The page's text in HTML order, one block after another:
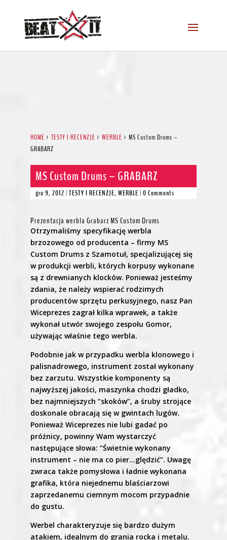
HOME > TESTY I RECENZJE > WERBLE > MS Custom Drums –
GRABARZ
MS Custom Drums – GRABARZ
gru 9, 2012 | TESTY I RECENZJE, WERBLE | 0 Comments
Prezentacja werbla Grabarz MS Custom Drums
Otrzymaliśmy specyfikację werbla
brzozowego od producenta – firmy MS
Custom Drums z Szamotuł, specjalizującej się
w produkcji werbli, których korpusy wykonane
są z drewnianych klocków. Ponieważ jesteśmy
zdania, że należy wspierać rodzimych
producentów sprzętu perkusyjnego, nasz Pan
Wiceprezes zagrał kilka wprawek, a także
wykonał utwór swojego zespołu Gomor,
używając właśnie tego werbla.
Podobnie jak w przypadku werbla klonowego i
palisnadrowego, instrument został wykonany
bez zarzutu. Wszystkie komponenty są
najwyższej jakości, maszynka chodzi gładko,
bez najmniejszych “skoków”, a śruby strojące
doskonale obracają się w gwintach lugów.
Ponieważ Wiceprezes nie lubi gadać po
próżnicy, powinny Wam wystarczyć
następujące słowa: “Świetnie wykonany
instrument – nie ma co pier…ględzić”. Uwagę
zwraca także pomysłowa i ładnie wykonana
grafika, która niejednemu blaściarzowi
zaprzedanemu ciemnym mocom przypadnie
do gustu.
Werbel charakteryzuje się bardzo dużym
atakiem, idealnym do grania rocka i metalu.